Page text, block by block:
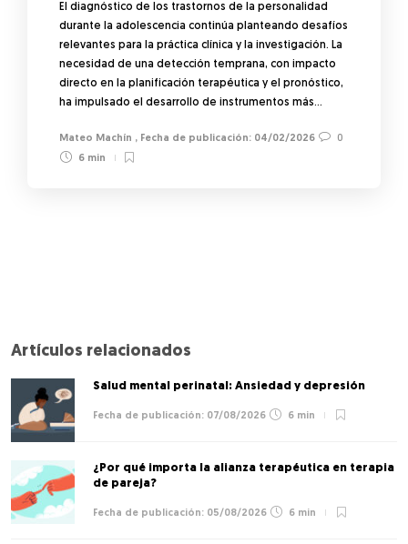
El diagnóstico de los trastornos de la personalidad
durante la adolescencia continúa planteando desafíos
relevantes para la práctica clínica y la investigación. La
necesidad de una detección temprana, con impacto
directo en la planificación terapéutica y el pronóstico,
ha impulsado el desarrollo de instrumentos más…
Mateo Machín , 04/02/2026
0
6 min
Artículos relacionados
Salud mental perinatal: Ansiedad y depresión
07/08/2026 6 min
¿Por qué importa la alianza terapéutica en terapia
de pareja?
05/08/2026 6 min